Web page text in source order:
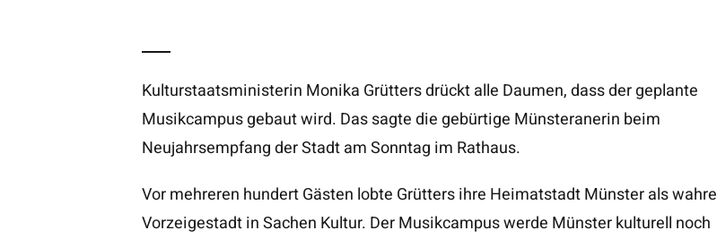
Kulturstaatsministerin Monika Grütters drückt alle Daumen, dass der geplante
Musikcampus gebaut wird. Das sagte die gebürtige Münsteranerin beim
Neujahrsempfang der Stadt am Sonntag im Rathaus.
Vor mehreren hundert Gästen lobte Grütters ihre Heimatstadt Münster als wahre
Vorzeigestadt in Sachen Kultur. Der Musikcampus werde Münster kulturell noch